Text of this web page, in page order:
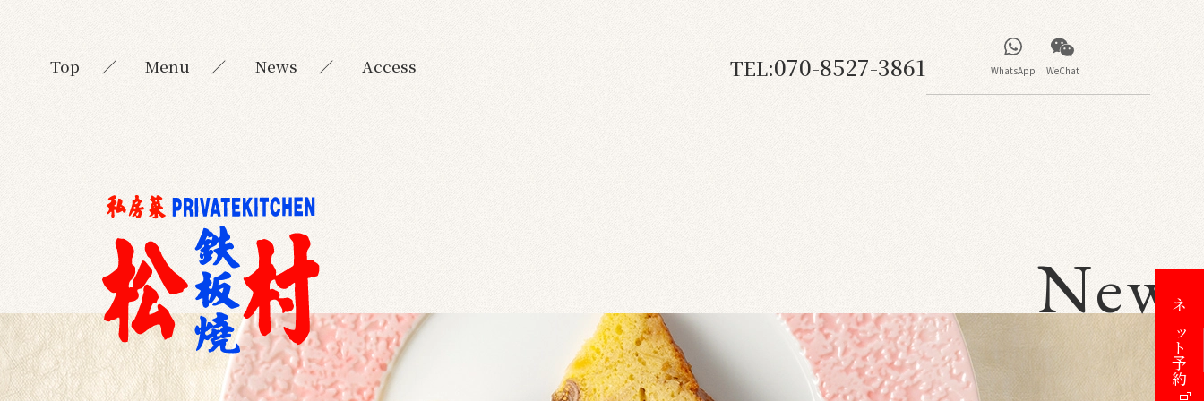
Top Menu News Access TEL:070-8527-3861 WhatsApp WeChat
News
ネット予約